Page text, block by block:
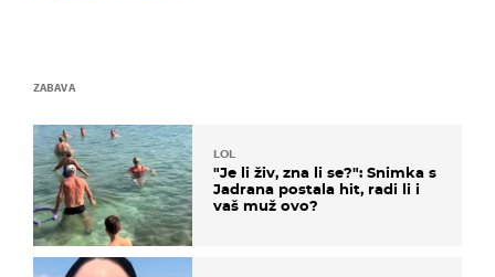
ZABAVA
LOL
"Je li živ, zna li se?": Snimka s
Jadrana postala hit, radi li i
vaš muž ovo?